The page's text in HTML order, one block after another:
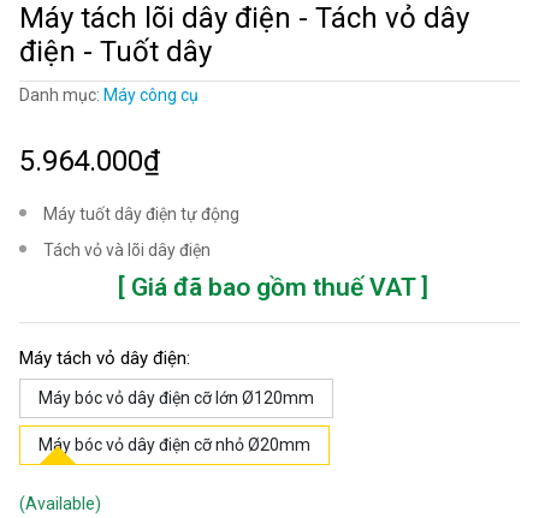
Máy tách lõi dây điện - Tách vỏ dây
điện - Tuốt dây
Danh mục: Máy công cụ
5.964.000₫
Máy tuốt dây điện tự động
Tách vỏ và lõi dây điện
[ Giá đã bao gồm thuế VAT ]
Máy tách vỏ dây điện:
Máy bóc vỏ dây điện cỡ lớn Ø120mm
Máy bóc vỏ dây điện cỡ nhỏ Ø20mm
(Available)